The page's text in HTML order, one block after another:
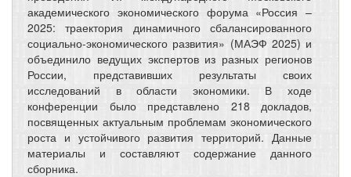
академического экономического форума «Россия –
2025: траектория динамичного сбалансированного
социально-экономического развития» (МАЭФ 2025) и
объединило ведущих экспертов из разных регионов
России, представивших результаты своих
исследований в области экономики. В ходе
конференции было представлено 218 докладов,
посвященных актуальным проблемам экономического
роста и устойчивого развития территорий. Данные
материалы и составляют содержание данного
сборника.